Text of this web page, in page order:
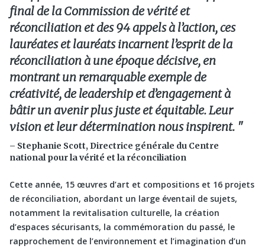
final de la Commission de vérité et
réconciliation et des 94 appels à l’action, ces
lauréates et lauréats incarnent l’esprit de la
réconciliation à une époque décisive, en
montrant un remarquable exemple de
créativité, de leadership et d’engagement à
bâtir un avenir plus juste et équitable. Leur
vision et leur détermination nous inspirent.
– Stephanie Scott, Directrice générale du Centre
national pour la vérité et la réconciliation
Cette année, 15 œuvres d’art et compositions et 16 projets
de réconciliation, abordant un large éventail de sujets,
notamment la revitalisation culturelle, la création
d’espaces sécurisants, la commémoration du passé, le
rapprochement de l’environnement et l’imagination d’un